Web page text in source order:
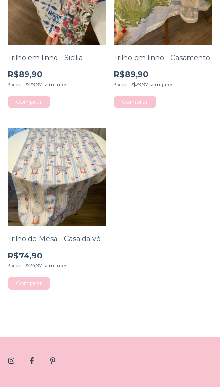
Trilho em linho - Sicilia
R$89,90
3 x de R$29,97 sem juros
Trilho em linho - Casamento
R$89,90
3 x de R$29,97 sem juros
Trilho de Mesa - Casa da vó
R$74,90
3 x de R$24,97 sem juros